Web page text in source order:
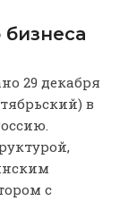
29 декабря
в
с